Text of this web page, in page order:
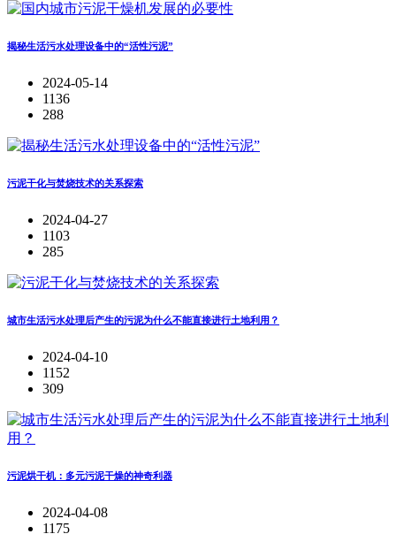
揭秘生活污水处理设备中的“活性污泥”
2024-05-14
1136
288
污泥干化与焚烧技术的关系探索
2024-04-27
1103
285
城市生活污水处理后产生的污泥为什么不能直接进行土地利用？
2024-04-10
1152
309
污泥烘干机：多元污泥干燥的神奇利器
2024-04-08
1175